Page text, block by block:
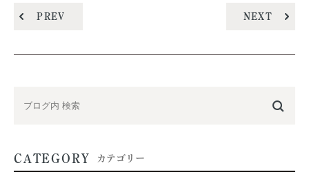
PREV NEXT
CATEGORY カテゴリー